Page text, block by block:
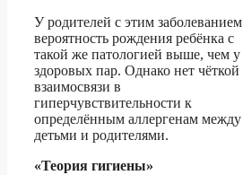
У родителей с этим заболеванием
вероятность рождения ребёнка с
такой же патологией выше, чем у
здоровых пар. Однако нет чёткой
взаимосвязи в
гиперчувствительности к
определённым аллергенам между
детьми и родителями.
«Теория гигиены»